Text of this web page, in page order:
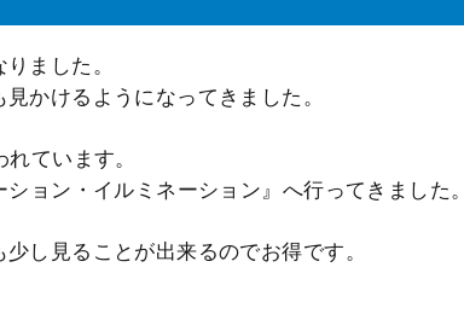
ました。
かけるようになってきました。
ています。
ョン・イルミネーション』へ行ってきました
し見ることが出来るのでお得です。